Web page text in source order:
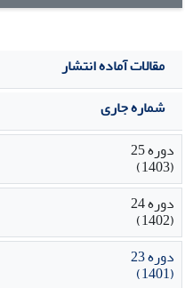
مقالات آماده انتشار
شماره جاری
دوره 25
(1403)
دوره 24
(1402)
دوره 23
(1401)